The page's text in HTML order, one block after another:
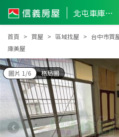
北屯車庫美屋
首頁 買屋 區域找屋 台中市買
庫美屋
圖片 1/6 格局圖